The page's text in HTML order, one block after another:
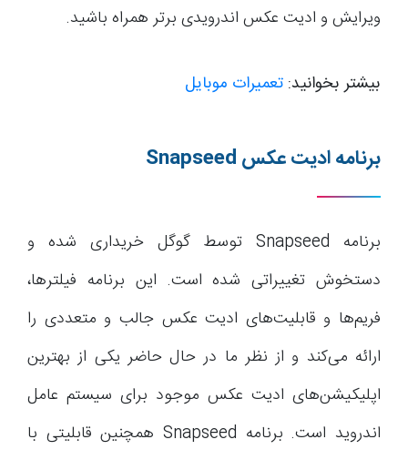
ویرایش و ادیت عکس اندرویدی برتر همراه باشید.
بیشتر بخوانید: تعمیرات موبایل
برنامه ادیت عکس Snapseed
برنامه Snapseed توسط گوگل خریداری شده و
دستخوش تغییراتی شده است. این برنامه فیلترها،
فریم‌ها و قابلیت‌های ادیت عکس جالب و متعددی را
ارائه می‌کند و از نظر ما در حال حاضر یکی از بهترین
اپلیکیشن‌های ادیت عکس موجود برای سیستم عامل
اندروید است. برنامه Snapseed همچنین قابلیتی با